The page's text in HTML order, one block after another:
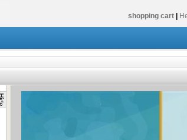
shopping cart